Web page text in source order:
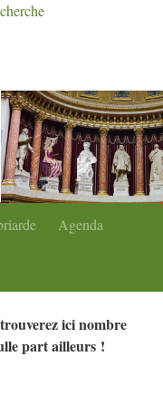
Agenda
ici nombre
part ailleurs !